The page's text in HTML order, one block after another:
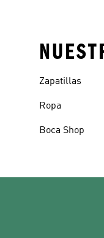
Zapatillas
Ropa
Boca Shop